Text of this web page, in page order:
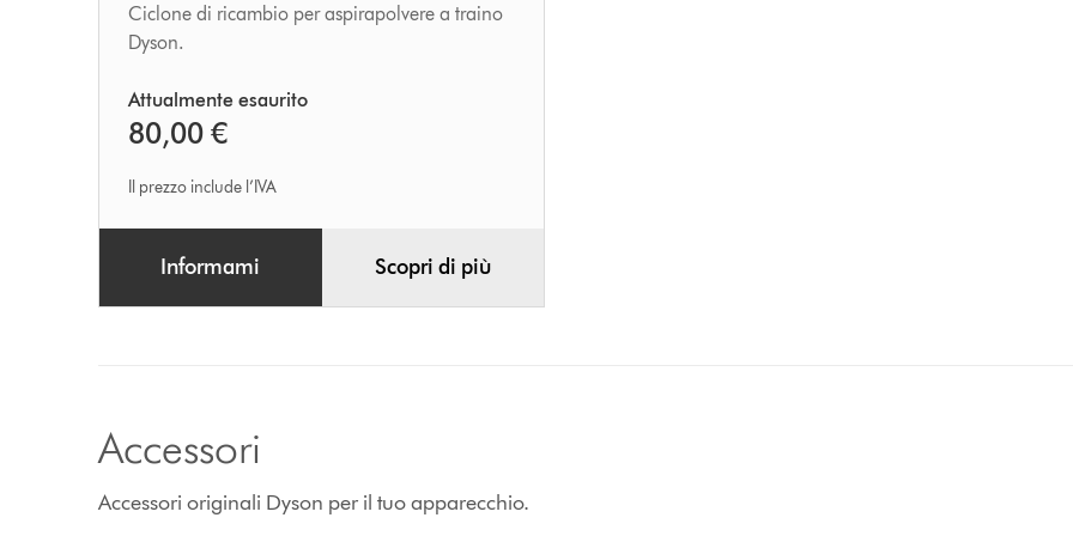
Ciclone di ricambio per aspirapolvere a traino
Dyson.
Attualmente esaurito
80,00 €
Il prezzo include l’IVA
Informami Scopri di più
Accessori
Accessori originali Dyson per il tuo apparecchio.